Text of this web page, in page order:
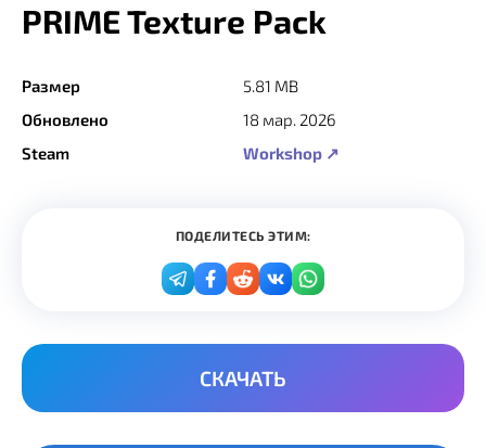
PRIME Texture Pack
Размер
5.81 MB
Обновлено
18 мар. 2026
Steam
Workshop ↗
ПОДЕЛИТЕСЬ ЭТИМ:
СКАЧАТЬ